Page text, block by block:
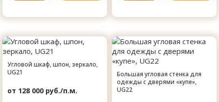
Угловой шкаф, шпон, зеркало,
UG21
от 128 000 руб./п.м.
Большая угловая стенка для
одежды с дверями «купе»,
UG22